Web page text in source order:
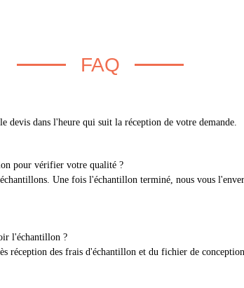
FAQ
devis dans l'heure qui suit la réception de votre demande.
pour vérifier votre qualité ?
Une fois l'échantillon terminé, nous vous
l'échantillon ?
réception des frais d'échantillon et du fichier de conception.